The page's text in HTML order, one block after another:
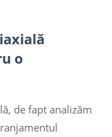
o
de fapt analizăm